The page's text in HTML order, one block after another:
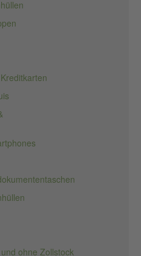
ohne Zollstock